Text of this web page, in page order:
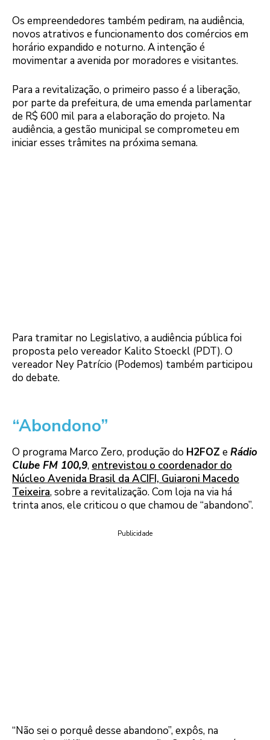
Os empreendedores também pediram, na audiência,
novos atrativos e funcionamento dos comércios em
horário expandido e noturno. A intenção é
movimentar a avenida por moradores e visitantes.
Para a revitalização, o primeiro passo é a liberação,
por parte da prefeitura, de uma emenda parlamentar
de R$ 600 mil para a elaboração do projeto. Na
audiência, a gestão municipal se comprometeu em
iniciar esses trâmites na próxima semana.
Para tramitar no Legislativo, a audiência pública foi
proposta pelo vereador Kalito Stoeckl (PDT). O
vereador Ney Patrício (Podemos) também participou
do debate.
“Abondono”
O programa Marco Zero, produção do H2FOZ e Rádio
Clube FM 100,9, entrevistou o coordenador do
Núcleo Avenida Brasil da ACIFI, Guiaroni Macedo
Teixeira, sobre a revitalização. Com loja na via há
trinta anos, ele criticou o que chamou de “abandono”.
Publicidade
“Não sei o porquê desse abandono”, expôs, na